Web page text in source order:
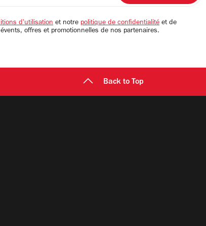
d'utilisation et notre politique de confidentialité et de
offres et promotionnelles de nos partenaires.
Back to Top